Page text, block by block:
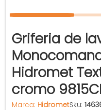
Griferia de
Hidromet
cromo
Marca: HidrometSku: